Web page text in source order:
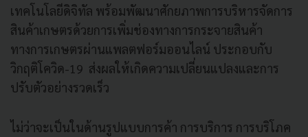
เทคโนโลยีดิจิทัล พร้อมพัฒนาศักยภาพการบริหารจัดการ
สินค้าเกษตรด้วยการเพิ่มช่องทางการกระจายสินค้า
ทางการเกษตรผ่านแพลตฟอร์มออนไลน์ ประกอบกับ
วิกฤติโควิด-19 ส่งผลให้เกิดความเปลี่ยนแปลงและการ
ปรับตัวอย่างรวดเร็ว
ไม่ว่าจะเป็นในด้านรูปแบบการค้า การบริการ การบริโภค